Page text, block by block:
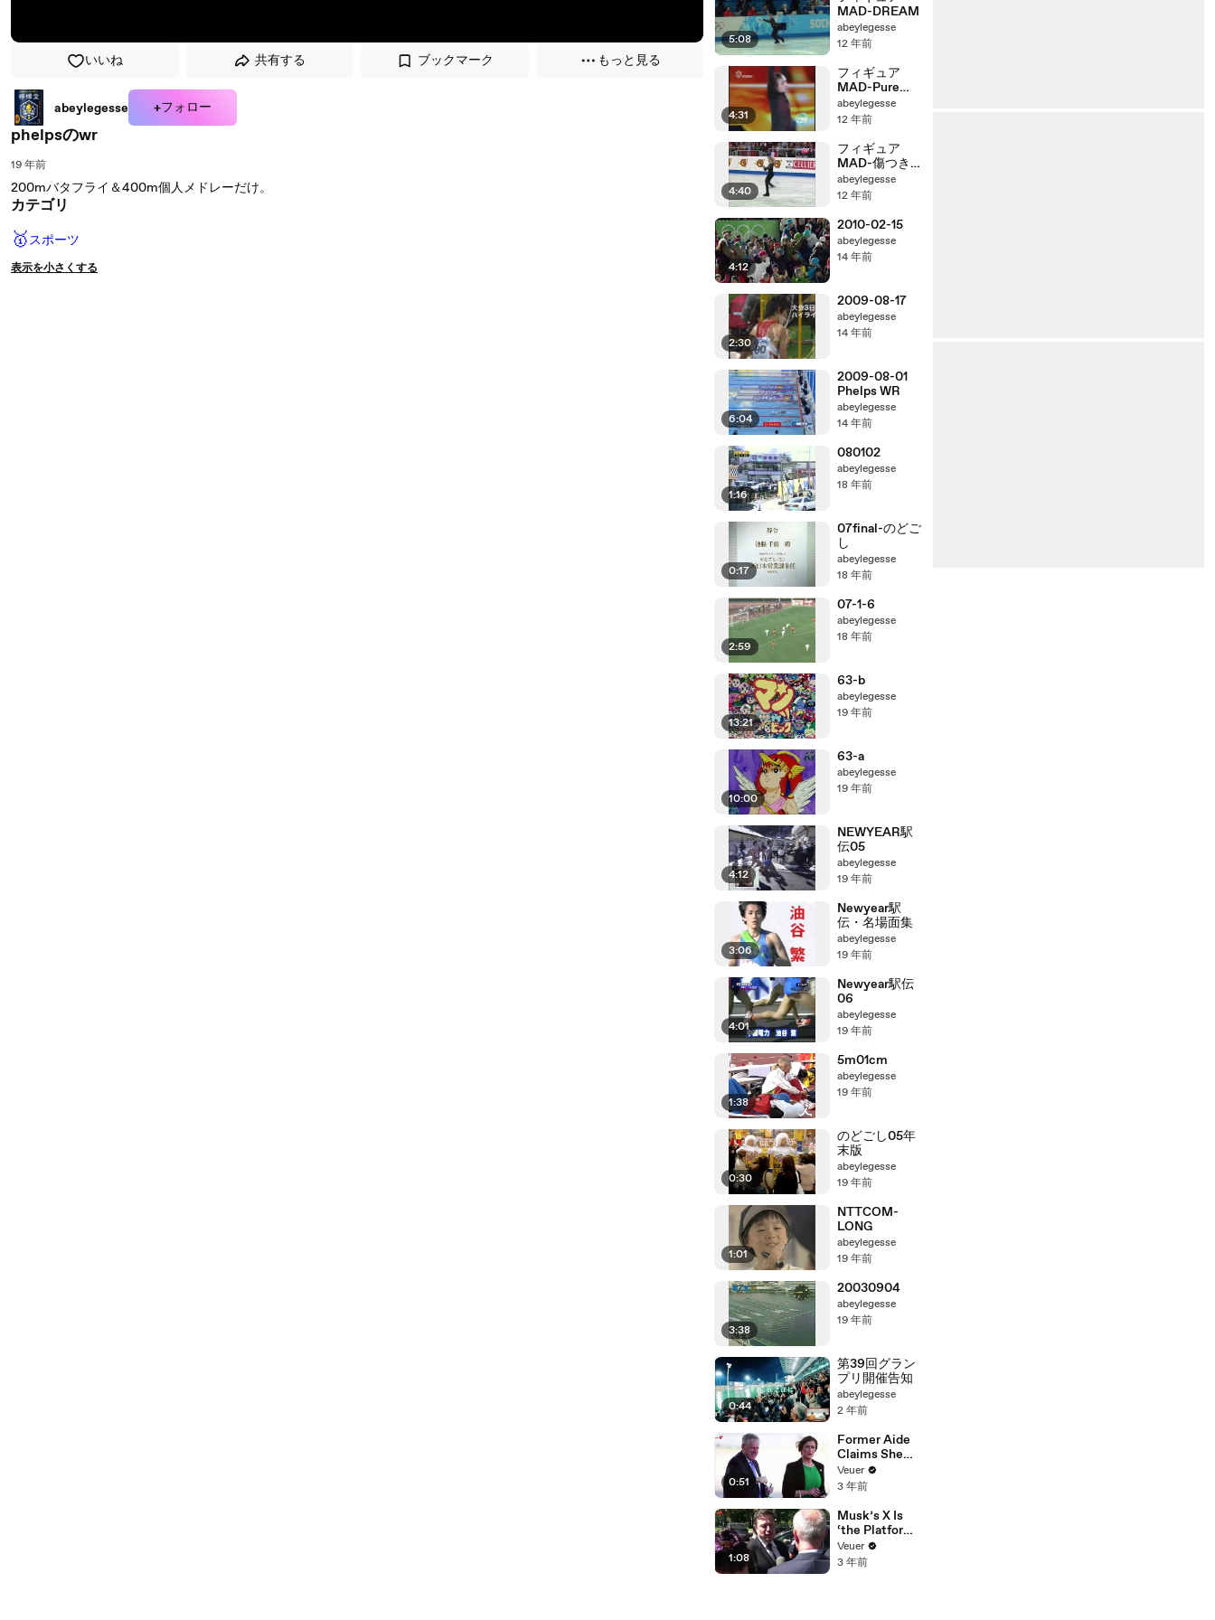
いいね 共有する ブックマーク もっと見る
abeylegesse +フォロー
phelpsのwr
19 年前
200mバタフライ＆400m個人メドレーだけ。
カテゴリ
🥇スポーツ
表示を小さくする
5:08
MAD-DREAM
abeylegesse
12 年前
4:31
フィギュア
MAD-Pure
Again
abeylegesse
12 年前
4:40
フィギュア
MAD-傷つき
ながら熱くな
れ
abeylegesse
12 年前
4:12
2010-02-15
abeylegesse
14 年前
2:30
2009-08-17
abeylegesse
14 年前
6:04
2009-08-01
Phelps WR
abeylegesse
14 年前
1:16
080102
abeylegesse
18 年前
0:17
07final-のどご
し
abeylegesse
18 年前
2:59
07-1-6
abeylegesse
18 年前
13:21
63-b
abeylegesse
19 年前
10:00
63-a
abeylegesse
19 年前
4:12
NEWYEAR駅
伝05
abeylegesse
19 年前
3:06
Newyear駅
伝・名場面集
abeylegesse
19 年前
4:01
Newyear駅伝
06
abeylegesse
19 年前
1:38
5m01cm
abeylegesse
19 年前
0:30
のどごし05年
末版
abeylegesse
19 年前
1:01
NTTCOM-
LONG
abeylegesse
19 年前
3:38
20030904
abeylegesse
19 年前
0:44
第39回グラン
プリ開催告知
abeylegesse
2 年前
0:51
Former Aide
Claims She
Was Asked to
Make a ‘Hit
Trump
Veuer
3 年前
1:08
Musk’s X Is
‘the Platform
With the
Largest Ratio
Veuer
3 年前